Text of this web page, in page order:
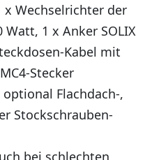
x Wechselrichter der
1 x Anker SOLIX
Kabel mit
Stecker
Flachdach-,
Stockschrauben-
bei schlechten